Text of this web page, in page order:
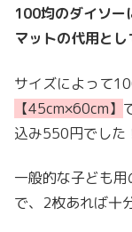
100均のダイソー
マットの代用とし
サイズによって
【45cm×60cm】
込み550円でした
一般的な子ども
で、2枚あれば十